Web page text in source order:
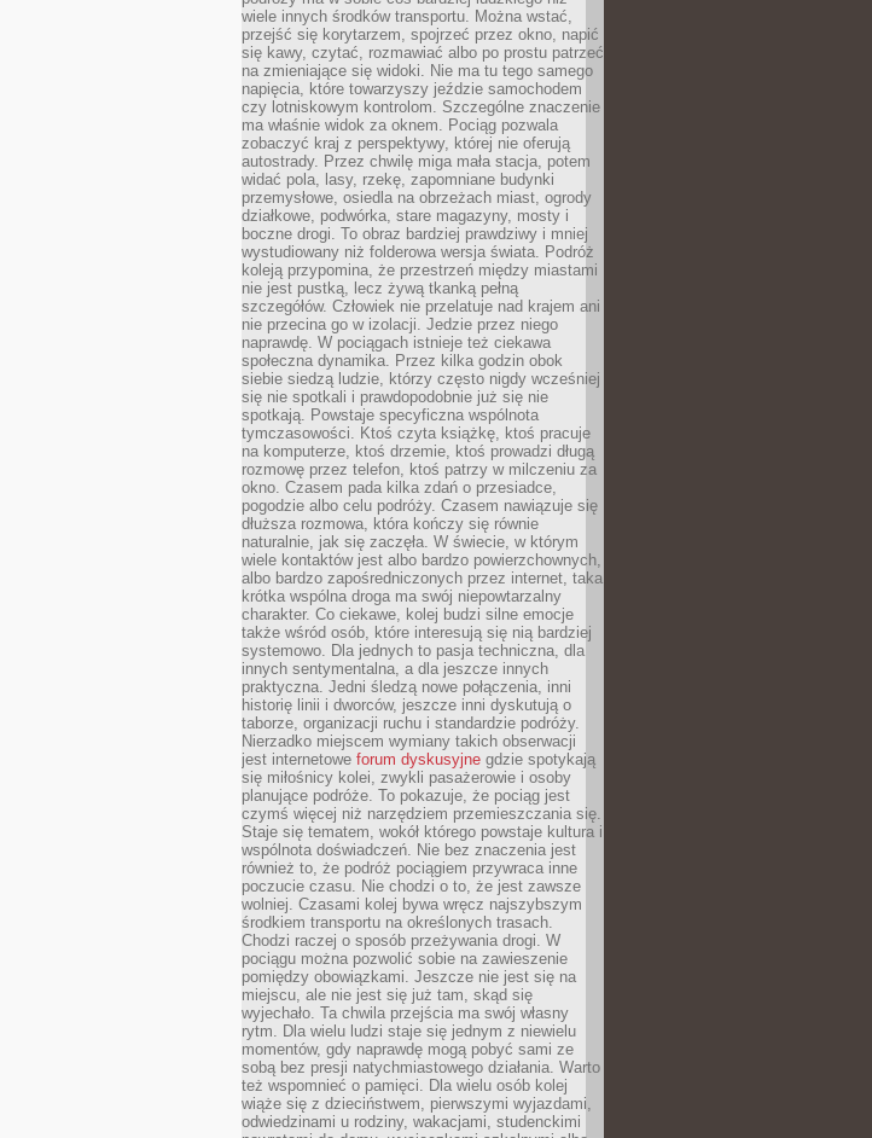
wiele innych środków transportu. Można wstać,
przejść się korytarzem, spojrzeć przez okno, napić
się kawy, czytać, rozmawiać albo po prostu patrzeć
na zmieniające się widoki. Nie ma tu tego samego
napięcia, które towarzyszy jeździe samochodem
czy lotniskowym kontrolom. Szczególne znaczenie
ma właśnie widok za oknem. Pociąg pozwala
zobaczyć kraj z perspektywy, której nie oferują
autostrady. Przez chwilę miga mała stacja, potem
widać pola, lasy, rzekę, zapomniane budynki
przemysłowe, osiedla na obrzeżach miast, ogrody
działkowe, podwórka, stare magazyny, mosty i
boczne drogi. To obraz bardziej prawdziwy i mniej
wystudiowany niż folderowa wersja świata. Podróż
koleją przypomina, że przestrzeń między miastami
nie jest pustką, lecz żywą tkanką pełną
szczegółów. Człowiek nie przelatuje nad krajem ani
nie przecina go w izolacji. Jedzie przez niego
naprawdę. W pociągach istnieje też ciekawa
społeczna dynamika. Przez kilka godzin obok
siebie siedzą ludzie, którzy często nigdy wcześniej
się nie spotkali i prawdopodobnie już się nie
spotkają. Powstaje specyficzna wspólnota
tymczasowości. Ktoś czyta książkę, ktoś pracuje
na komputerze, ktoś drzemie, ktoś prowadzi długą
rozmowę przez telefon, ktoś patrzy w milczeniu za
okno. Czasem pada kilka zdań o przesiadce,
pogodzie albo celu podróży. Czasem nawiązuje się
dłuższa rozmowa, która kończy się równie
naturalnie, jak się zaczęła. W świecie, w którym
wiele kontaktów jest albo bardzo powierzchownych,
albo bardzo zapośredniczonych przez internet, taka
krótka wspólna droga ma swój niepowtarzalny
charakter. Co ciekawe, kolej budzi silne emocje
także wśród osób, które interesują się nią bardziej
systemowo. Dla jednych to pasja techniczna, dla
innych sentymentalna, a dla jeszcze innych
praktyczna. Jedni śledzą nowe połączenia, inni
historię linii i dworców, jeszcze inni dyskutują o
taborze, organizacji ruchu i standardzie podróży.
Nierzadko miejscem wymiany takich obserwacji
jest internetowe forum dyskusyjne gdzie spotykają
się miłośnicy kolei, zwykli pasażerowie i osoby
planujące podróże. To pokazuje, że pociąg jest
czymś więcej niż narzędziem przemieszczania się.
Staje się tematem, wokół którego powstaje kultura i
wspólnota doświadczeń. Nie bez znaczenia jest
również to, że podróż pociągiem przywraca inne
poczucie czasu. Nie chodzi o to, że jest zawsze
wolniej. Czasami kolej bywa wręcz najszybszym
środkiem transportu na określonych trasach.
Chodzi raczej o sposób przeżywania drogi. W
pociągu można pozwolić sobie na zawieszenie
pomiędzy obowiązkami. Jeszcze nie jest się na
miejscu, ale nie jest się już tam, skąd się
wyjechało. Ta chwila przejścia ma swój własny
rytm. Dla wielu ludzi staje się jednym z niewielu
momentów, gdy naprawdę mogą pobyć sami ze
sobą bez presji natychmiastowego działania. Warto
też wspomnieć o pamięci. Dla wielu osób kolej
wiąże się z dzieciństwem, pierwszymi wyjazdami,
odwiedzinami u rodziny, wakacjami, studenckimi